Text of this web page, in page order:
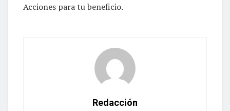
Acciones para tu beneficio.
Redacción